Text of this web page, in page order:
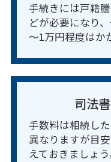
手続きには戸籍
どが必要になり
～1万円程度はか
司法
手数料は相続し
異なりますが目
えておきましょう